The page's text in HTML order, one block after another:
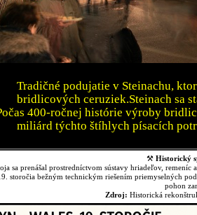
Tradičné podujatie v Steinachu,
bridlicových ceruziek.Steinach sa
400-ročnej histórie výroby
miliárd týchto štíhlych písacích
⚒ Historický
sa prenášal prostredníctvom sústavy hriadeľov,
storočia bežným technickým riešením priemyselných
pohon
Zdroj: Historická